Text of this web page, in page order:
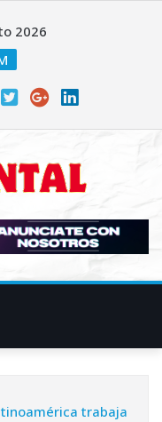
2026
trabaja